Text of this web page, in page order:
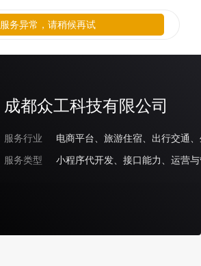
成都众工科技有限公司
服务行业
电商平台、旅游住宿、出行交通
服务类型
小程序代开发、接口能力、运营
服务异常，请稍候再试